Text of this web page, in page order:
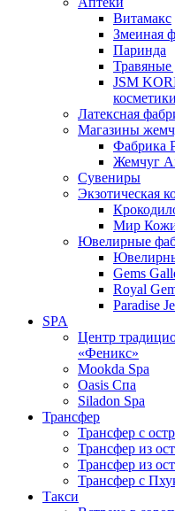
Витамакс
Змеиная
Паринда
Травяные
JSM
косметики
Латексная
Магазины
Фабрика
Жемчуг
Сувениры
Экзотическая
Мир Кожи
Ювелирные
Gems
Royal
Paradise
SPA
Центр
«Феникс»
Mookda Spa
Oasis Спа
Siladon Spa
Трансфер
Трансфер с
Трансфер из
Трансфер из
Трансфер с
Такси